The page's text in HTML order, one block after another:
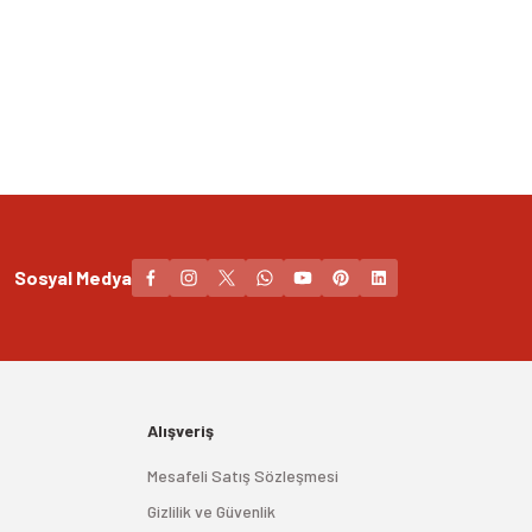
Sosyal Medya
Alışveriş
Mesafeli Satış Sözleşmesi
Gizlilik ve Güvenlik